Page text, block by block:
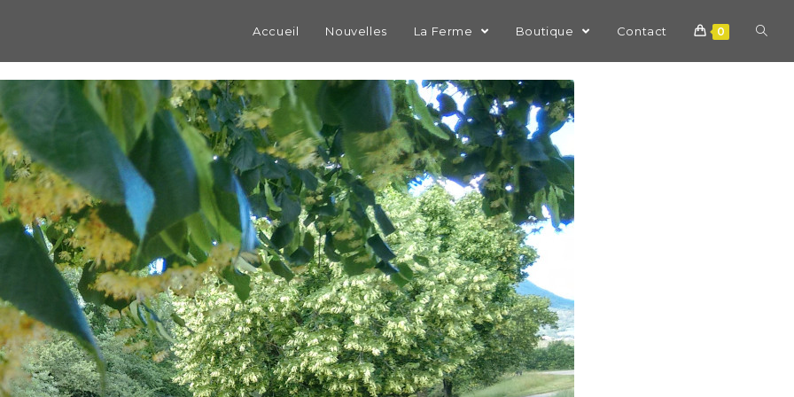
Accueil Nouvelles La Ferme Boutique Contact 0